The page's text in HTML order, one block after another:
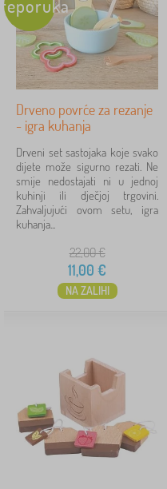
Drveno povrće za rezanje
- igra kuhanja
Drveni set sastojaka koje svako
dijete može sigurno rezati. Ne
smije nedostajati ni u jednoj
kuhinji ili dječjoj trgovini.
Zahvaljujući ovom setu, igra
kuhanja...
22,00€
11,00 €
NA ZALIHI